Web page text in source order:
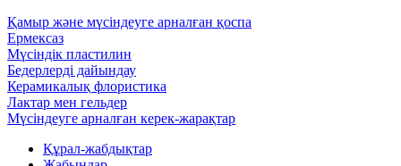
Қамыр және мүсіндеуге арналған қоспа
Ермексаз
Мүсіндік пластилин
Бедерлерді дайындау
Керамикалық флористика
Лактар мен гельдер
Мүсіндеуге арналған керек-жарақтар
Құрал-жабдықтар